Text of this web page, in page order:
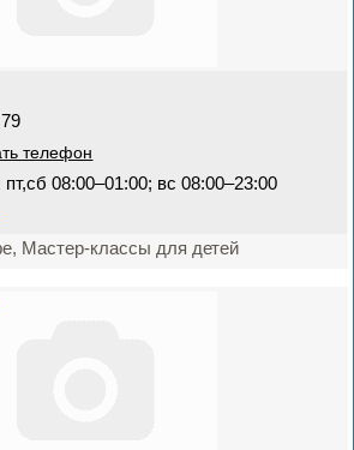
телефон
08:00–01:00; вс 08:00–23:00
Мастер-классы для детей